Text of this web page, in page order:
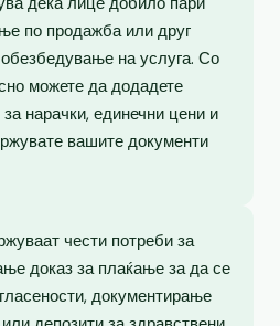
по продажба или друг
на услуга. Со
можете да додадете
нарачки, единечни цени и
вашите документи
чести потреби за
доказ за плаќање за да се
документирање